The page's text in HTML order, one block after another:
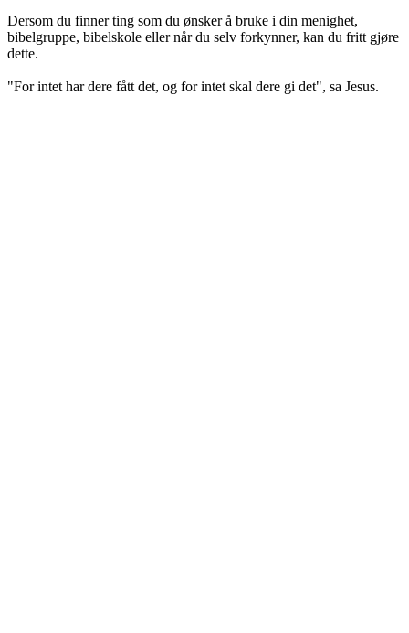
Dersom du finner ting som du ønsker å bruke i din menighet,
bibelgruppe, bibelskole eller når du selv forkynner, kan du fritt gjøre
dette.
"For intet har dere fått det, og for intet skal dere gi det", sa Jesus.